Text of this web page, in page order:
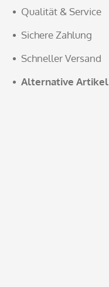
Qualität & Service
Sichere Zahlung
Schneller Versand
Alternative Artikel